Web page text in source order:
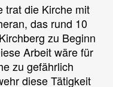
trat die Kirche mit
das rund 10
zu Beginn
Arbeit wäre für
zu gefährlich
diese Tätigkeit